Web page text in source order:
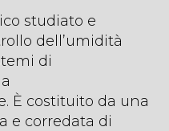
studiato e
dell’umidità
di
È costituito da una
e corredata di